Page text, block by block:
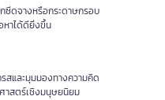
ซีดจางหรือกระดาษกรอบ
หาได้ดียิ่งขึ้น
สและมุมมองทางความคิด
าสตร์เชิงมนุษยนิยม